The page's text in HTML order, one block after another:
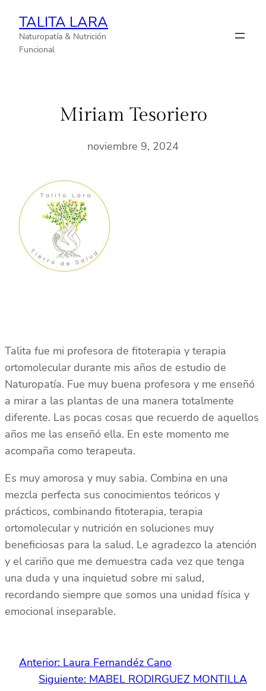
TALITA LARA
Naturopatía & Nutrición
Funcional
Miriam Tesoriero
noviembre 9, 2024
Talita fue mi profesora de fitoterapia y terapia
ortomolecular durante mis años de estudio de
Naturopatía. Fue muy buena profesora y me enseñó
a mirar a las plantas de una manera totalmente
diferente. Las pocas cosas que recuerdo de aquellos
años me las enseñó ella. En este momento me
acompaña como terapeuta.
Es muy amorosa y muy sabia. Combina en una
mezcla perfecta sus conocimientos teóricos y
prácticos, combinando fitoterapia, terapia
ortomolecular y nutrición en soluciones muy
beneficiosas para la salud. Le agradezco la atención
y el cariño que me demuestra cada vez que tenga
una duda y una inquietud sobre mi salud,
recordando siempre que somos una unidad física y
emocional inseparable.
Anterior: Laura Fernandéz Cano
Siguiente: MABEL RODIRGUEZ MONTILLA